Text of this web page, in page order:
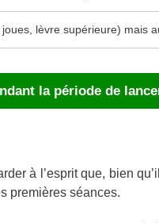
lèvre supérieure) mais
la période de
à l’esprit que, bien
premières séances.